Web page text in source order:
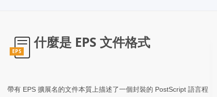
EPS
什麼是 EPS 文件格式
帶有 EPS 擴展名的文件本質上描述了一個封裝的 PostScript 語言程